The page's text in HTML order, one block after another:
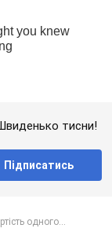
тисни!
Підписатись
одного...